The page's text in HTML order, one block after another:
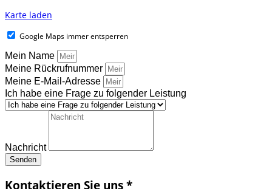
Karte laden
Google Maps immer entsperren
Mein Name
Meine Rückrufnummer
Meine E-Mail-Adresse
Ich habe eine Frage zu folgender Leistung
Nachricht
Senden
Kontaktieren Sie uns *